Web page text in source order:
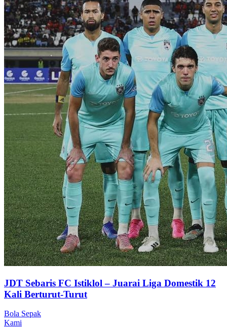
JDT Sebaris FC Istiklol – Juarai Liga Domestik 12
Kali Berturut-Turut
Bola Sepak
Kami